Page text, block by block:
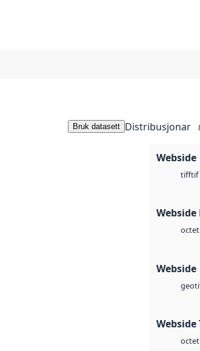
Bruk datasett Distribusjonar
Webside
tifftif
Webside
octet
Webside
Webside
octet